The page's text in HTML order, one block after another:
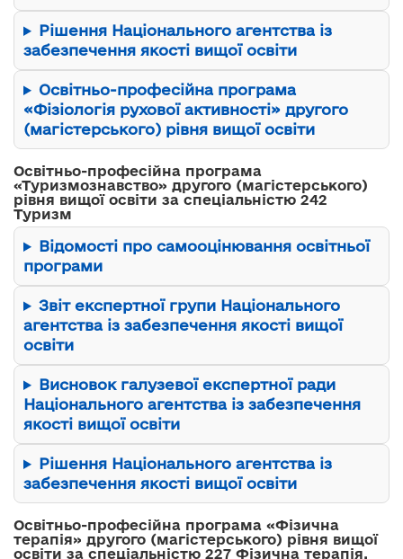
Рішення Національного агентства із
забезпечення якості вищої освіти
Освітньо-професійна програма
«Фізіологія рухової активності» другого
(магістерського) рівня вищої освіти
Освітньо-професійна програма
«Туризмознавство» другого (магістерського)
рівня вищої освіти за спеціальністю 242
Туризм
Відомості про самооцінювання освітньої
програми
Звіт експертної групи Національного
агентства із забезпечення якості вищої
освіти
Висновок галузевої експертної ради
Національного агентства із забезпечення
якості вищої освіти
Рішення Національного агентства із
забезпечення якості вищої освіти
Освітньо-професійна програма «Фізична
терапія» другого (магістерського) рівня вищої
освіти за спеціальністю 227 Фізична терапія,